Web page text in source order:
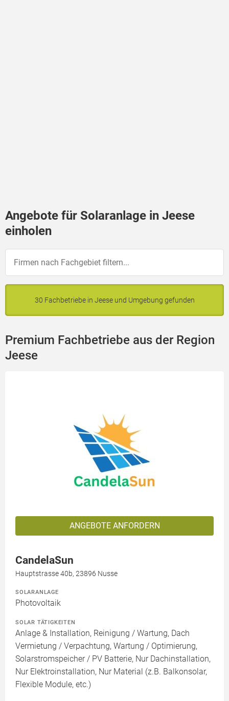
Angebote für Solaranlage in Jeese
einholen
30 Fachbetriebe in Jeese und Umgebung gefunden
Premium Fachbetriebe aus der Region
Jeese
ANGEBOTE ANFORDERN
CandelaSun
Hauptstrasse 40b, 23896 Nusse
SOLARANLAGE
Photovoltaik
SOLAR TÄTIGKEITEN
Anlage & Installation, Reinigung / Wartung, Dach
Vermietung / Verpachtung, Wartung / Optimierung,
Solarstromspeicher / PV Batterie, Nur Dachinstallation,
Nur Elektroinstallation, Nur Material (z.B. Balkonsolar,
Flexible Module, etc.)